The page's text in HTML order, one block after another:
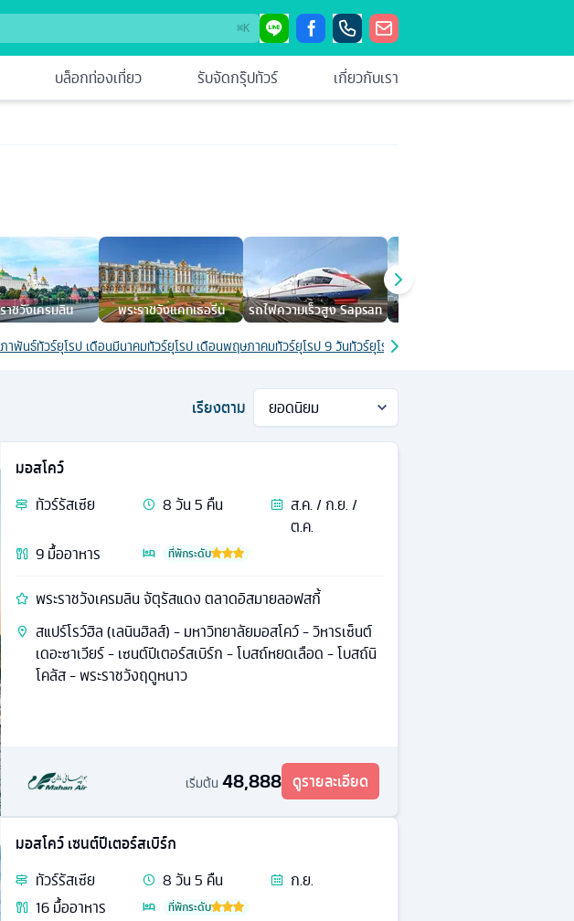
⌘K
บล็อกท่องเที่ยว รับจัดกรุ๊ปทัวร์ เกี่ยวกับเรา
าชวังเครมลิน พระราชวังแคทเธอรีน รถไฟความเร็วสูง Sapsan
าพันธ์ทัวร์ยุโรป เดือนมีนาคมทัวร์ยุโรป เดือนพฤษภาคมทัวร์ยุโรป 9 วันทัวร์ยุโรป 7 วัน
เรียงตาม
มอสโคว์
ทัวร์รัสเซีย 8วัน5 คืน
ส.ค. / ก.ย. /
ต.ค.
9มื้ออาหาร ที่พักระดับ
พระราชวังเครมลิน จัตุรัสแดง ตลาดอิสมายลอฟสกี้
สแปร์โรว์ฮิล (เลนินฮิลส์) - มหาวิทยาลัยมอสโคว์ - วิหารเซ็นต์
เดอะซาเวียร์ - เซนต์ปีเตอร์สเบิร์ก - โบสถ์หยดเลือด - โบสถ์นิ
โคลัส - พระราชวังฤดูหนาว
เริ่มต้น 48,888 ดูรายละเอียด
มอสโคว์ เซนต์ปีเตอร์สเบิร์ก
ทัวร์รัสเซีย 8วัน5 คืน
ก.ย.
16มื้ออาหาร ที่พักระดับ